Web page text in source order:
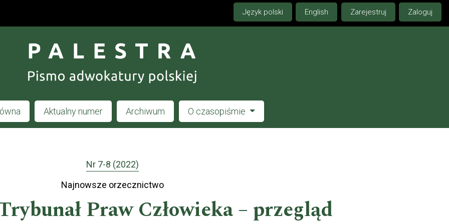
Język polski English Zarejestruj Zaloguj
Aktualny numer Archiwum O czasopiśmie
Nr 7-8 (2022)
Najnowsze orzecznictwo
Praw Człowieka – przegląd